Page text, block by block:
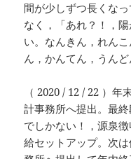
間が少しずつ長くな
なく，「あれ？！，
い。なんきん，れん
ん，かんてん，うんど
（ 2020 / 12 / 22 ）
計事務所へ提出。最
でしかない！，源泉
給セットアップ。次